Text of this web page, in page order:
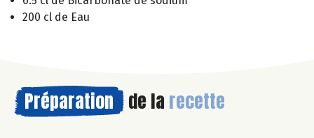
200 cl de Eau
Préparation de la recette